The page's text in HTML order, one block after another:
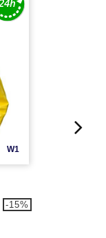
W1
-15%